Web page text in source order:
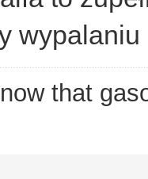
that